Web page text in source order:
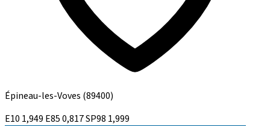
Épineau-les-Voves (89400)
E10 1,949 E850,817SP98 1,999